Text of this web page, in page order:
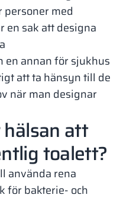
med
en sak att designa
annan för sjukhus
att ta hänsyn till de
när man designar
att
toalett?
använda rena
för bakterie- och